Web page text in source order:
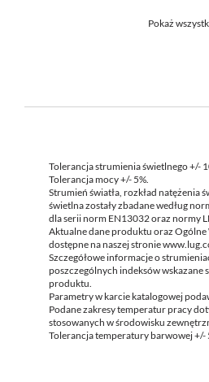
Pokaż
Tolerancja strumienia świetlnego +/-
Tolerancja mocy +/- 5%.
Strumień światła, rozkład natężenia
świetlna zostały zbadane według
dla serii norm EN13032 oraz normy
Aktualne dane produktu oraz
dostępne na naszej stronie
Szczegółowe informacje o
poszczególnych indeksów wskazane
produktu.
Parametry w karcie katalogowej
Podane zakresy temperatur pracy
stosowanych w środowisku
Tolerancja temperatury barwowej +/-